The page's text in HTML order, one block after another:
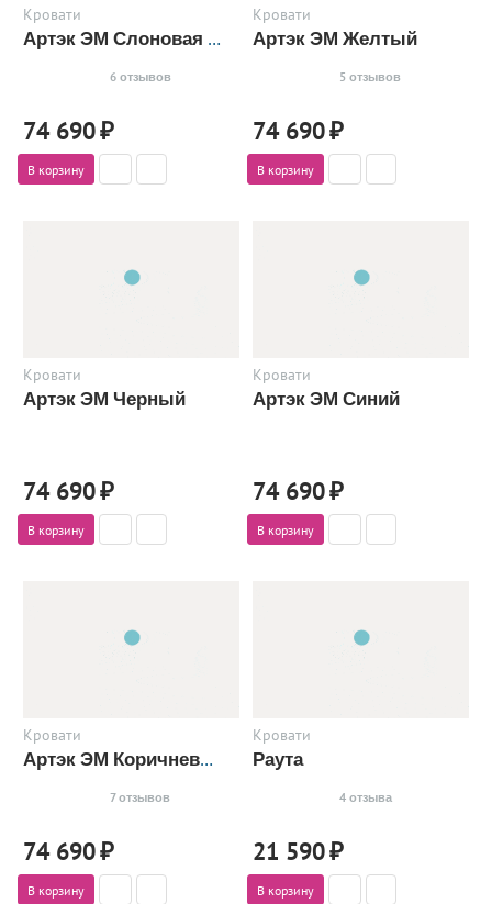
Кровати
Артэк ЭМ Слоновая кость
6 отзывов
74 690₽
В корзину
Кровати
Артэк ЭМ Желтый
5 отзывов
74 690₽
В корзину
Кровати
Артэк ЭМ Черный
74 690₽
В корзину
Кровати
Артэк ЭМ Синий
74 690₽
В корзину
Кровати
Артэк ЭМ Коричневый
7 отзывов
74 690₽
В корзину
Кровати
Раута
4 отзыва
21 590₽
В корзину